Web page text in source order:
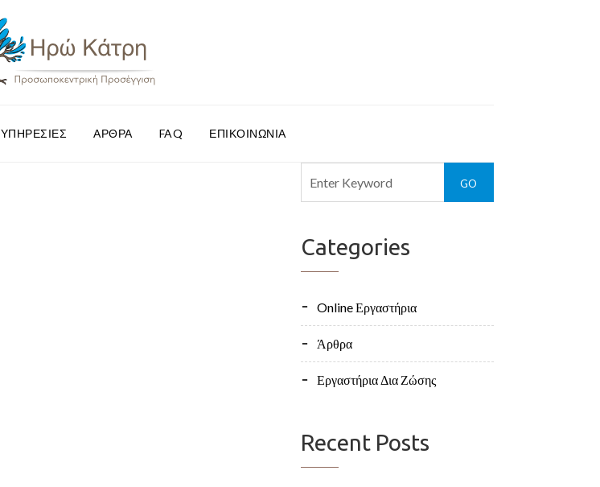
ΥΠΗΡΕΣΊΕΣ ΆΡΘΡΑ FAQ ΕΠΙΚΟΙΝΩΝΊΑ
Categories
Online Εργαστήρια
Άρθρα
Εργαστήρια Δια Ζώσης
Recent Posts